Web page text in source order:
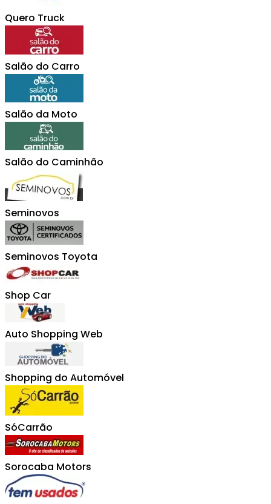
Quero Truck
Salão do Carro
Salão da Moto
Salão do Caminhão
Seminovos
Seminovos Toyota
Shop Car
Auto Shopping Web
Shopping do Automóvel
SóCarrão
Sorocaba Motors